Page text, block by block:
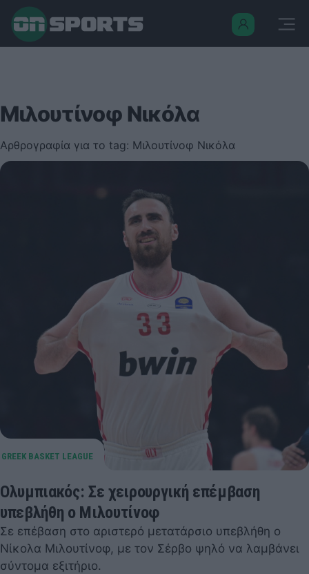
Μιλουτίνοφ Νικόλα
Αρθρογραφία για το tag: Μιλουτίνοφ Νικόλα
Ολυμπιακός: Σε χειρουργική επέμβαση
υπεβλήθη ο Μιλουτίνοφ
Σε επέβαση στο αριστερό μετατάρσιο υπεβλήθη ο
Νίκολα Μιλουτίνοφ, με τον Σέρβο ψηλό να λαμβάνει
σύντομα εξιτήριο.